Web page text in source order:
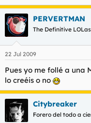
PERVERTMAN
The Definitive
22 Jul 2009
Pues yo me follé a una
lo creéis o no
Citybreaker
Forero del todo a